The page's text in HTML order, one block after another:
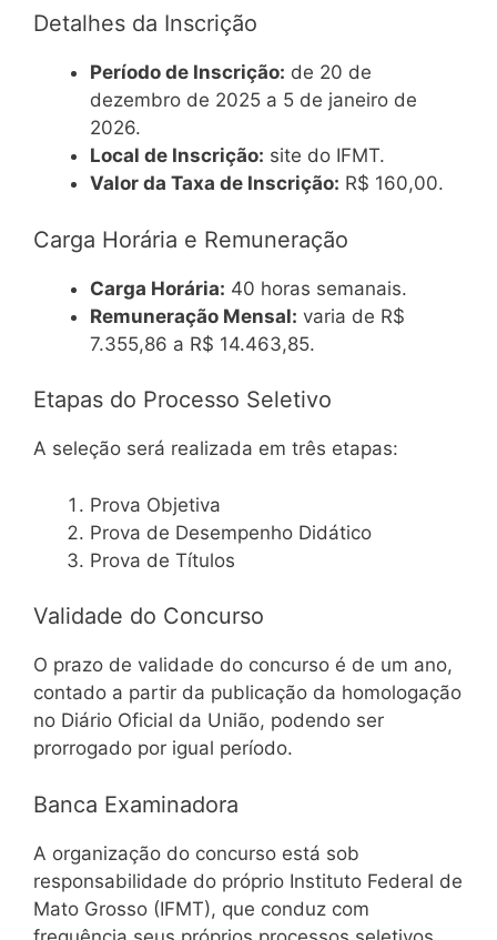
Detalhes da Inscrição
Período de Inscrição: de 20 de
dezembro de 2025 a 5 de janeiro de
2026.
Local de Inscrição: site do IFMT.
Valor da Taxa de Inscrição: R$ 160,00.
Carga Horária e Remuneração
Carga Horária: 40 horas semanais.
Remuneração Mensal: varia de R$
7.355,86 a R$ 14.463,85.
Etapas do Processo Seletivo
A seleção será realizada em três etapas:
Prova Objetiva
Prova de Desempenho Didático
Prova de Títulos
Validade do Concurso
O prazo de validade do concurso é de um ano,
contado a partir da publicação da homologação
no Diário Oficial da União, podendo ser
prorrogado por igual período.
Banca Examinadora
A organização do concurso está sob
responsabilidade do próprio Instituto Federal de
Mato Grosso (IFMT), que conduz com